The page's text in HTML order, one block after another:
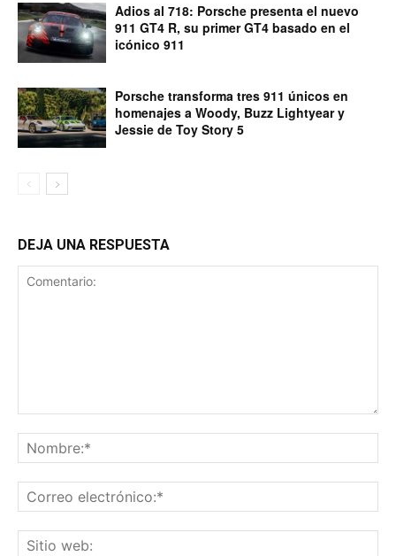
Adios al 718: Porsche presenta el nuevo
911 GT4 R, su primer GT4 basado en el
icónico 911
Porsche transforma tres 911 únicos en
homenajes a Woody, Buzz Lightyear y
Jessie de Toy Story 5
DEJA UNA RESPUESTA